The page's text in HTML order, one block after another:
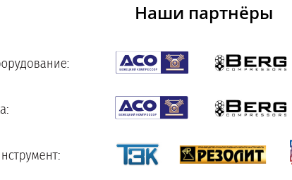
Наши партнёры